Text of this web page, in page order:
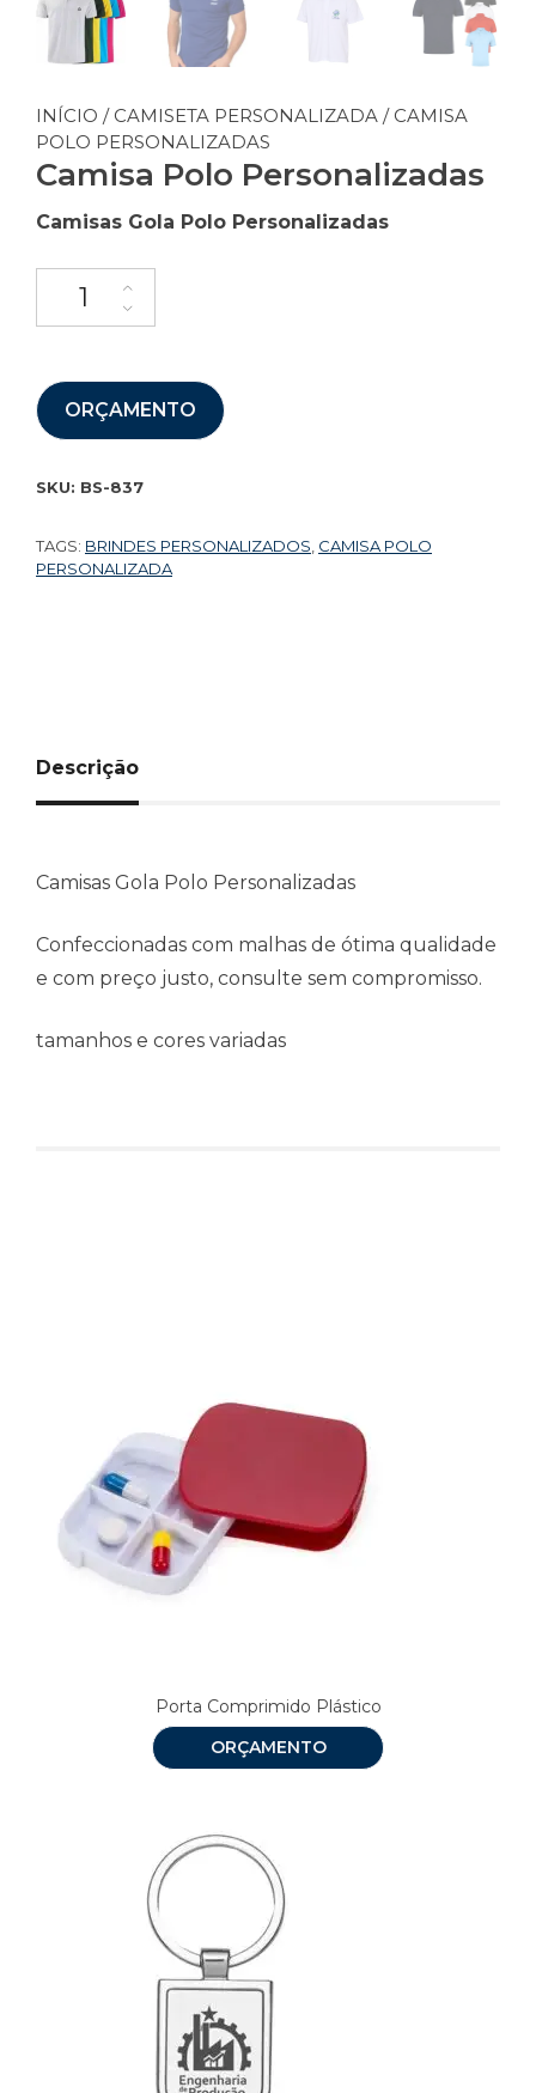
INÍCIO / CAMISETA PERSONALIZADA / CAMISA
POLO PERSONALIZADAS
Camisa Polo Personalizadas
Camisas Gola Polo Personalizadas
ORÇAMENTO
SKU: BS-837
TAGS: BRINDES PERSONALIZADOS CAMISA POLO
PERSONALIZADA
Descrição
Camisas Gola Polo Personalizadas
Confeccionadas com malhas de ótima qualidade
e com preço justo, consulte sem compromisso.
tamanhos e cores variadas
Porta Comprimido Plástico
ORÇAMENTO